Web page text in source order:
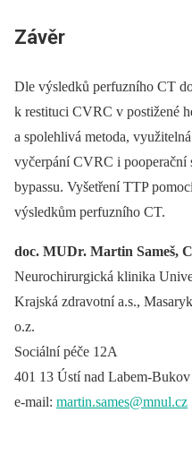
Závěr
Dle výsledků perfuzního CT
k restituci CVRC v postižené
a spolehlivá metoda,
vyčerpání CVRC i pooperační
bypassu. Vyšetření TTP
výsledkům perfuzního CT.
doc. MUDr. Martin Sameš,
Neurochirurgická klinika
Krajská zdravotní a.s.,
o.z.
Sociální péče 12A
401 13 Ústí nad Labem-Bukov
e-mail: martin.sames@mnul.cz